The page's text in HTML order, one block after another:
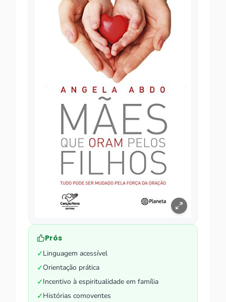
Prós
✓Linguagem acessível
✓Orientação prática
✓Incentivo à espiritualidade em família
✓Histórias comoventes